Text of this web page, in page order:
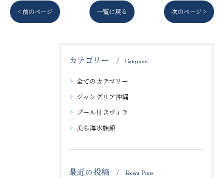
< 前のページ 一覧に戻る 次のページ >
カテゴリー Categories
全てのカテゴリー
ジャングリア沖縄
プール付きヴィラ
美ら海水族館
最近の投稿 Recent Posts